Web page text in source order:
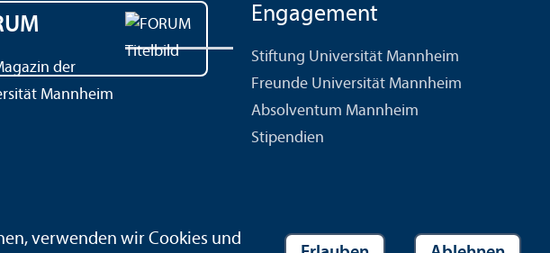
der
Mannheim
Engagement
Stiftung Universität Mannheim
Freunde Universität Mannheim
Absolventum Mannheim
Stipendien
verwenden wir Cookies und